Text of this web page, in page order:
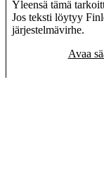
Yleensä tämä
Jos teksti löytyy
järjestelmävirhe.
Avaa